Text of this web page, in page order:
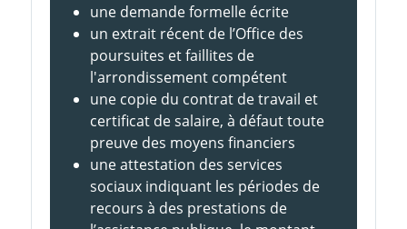
une demande formelle écrite
un extrait récent de l’Office des
poursuites et faillites de
l'arrondissement compétent
une copie du contrat de travail et
certificat de salaire, à défaut toute
preuve des moyens financiers
une attestation des services
sociaux indiquant les périodes de
recours à des prestations de